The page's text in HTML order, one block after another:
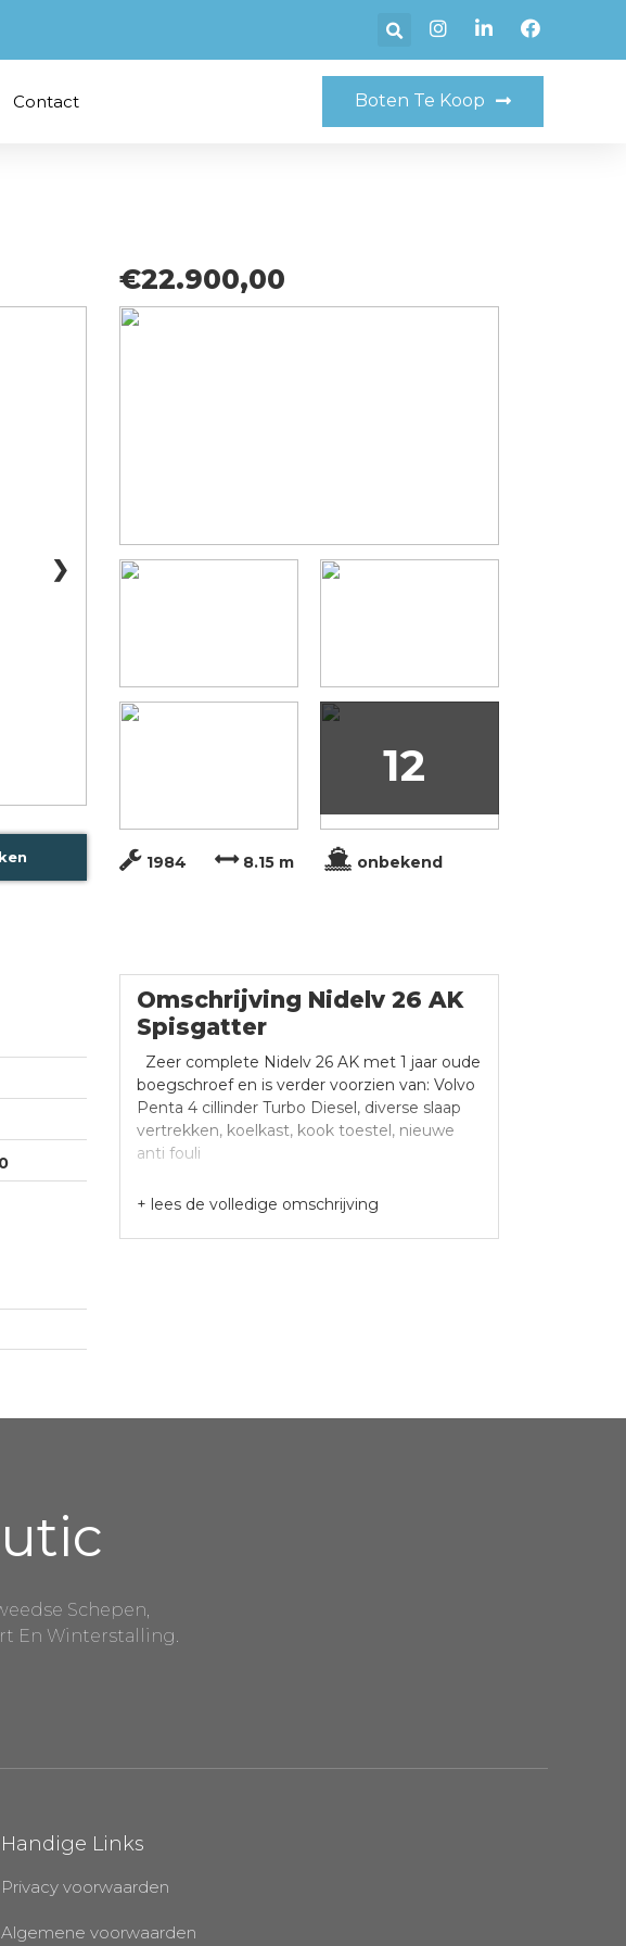
Contact Boten Te Koop
❯
€22.900,00
12
1984 8.15 m onbekend
Omschrijving Nidelv 26 AK
Spisgatter
Zeer complete Nidelv 26 AK met 1 jaar oude
boegschroef en is verder voorzien van: Volvo
Penta 4 cillinder Turbo Diesel, diverse slaap
vertrekken, koelkast, kook toestel, nieuwe
anti fouli
+ lees de volledige omschrijving
Schepen,
En Winterstalling.
Handige Links
Privacy voorwaarden
Algemene voorwaarden